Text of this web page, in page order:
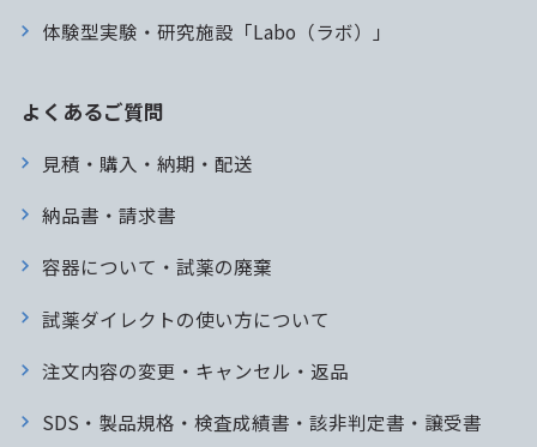
体験型実験・研究施設「Labo（ラボ）」
よくあるご質問
見積・購入・納期・配送
納品書・請求書
容器について・試薬の廃棄
試薬ダイレクトの使い方について
注文内容の変更・キャンセル・返品
SDS・製品規格・検査成績書・該非判定書・譲受書